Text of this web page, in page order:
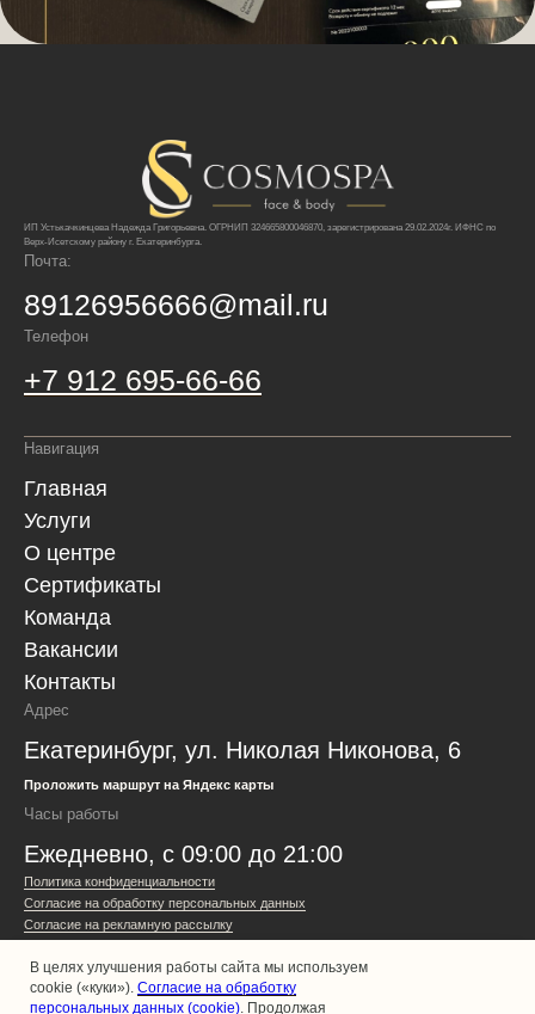
Спецпредложения
В целях улучшения работы сайта мы используем
cookie («куки»). Согласие на обработку
персональных данных (cookie). Продолжая
ИП Устькачкинцева Надежда Григорьевна. ОГРНИП 324665800046870, зарегистрирована 29.02.2024г. ИФНС по
Верх-Исетскому району г. Екатеринбурга.
Почта:
89126956666@mail.ru
Телефон
+7 912 695-66-66
Навигация
Главная
Услуги
О центре
Сертификаты
Команда
Вакансии
Контакты
Адрес
Екатеринбург, ул. Николая Никонова, 6
Проложить маршрут на Яндекс карты
Часы работы
Ежедневно, с 09:00 до 21:00
Политика конфиденциальности
Согласие на обработку персональных данных
Согласие на рекламную рассылку
Все права защищены, Cosmospa, 2026 ©
Наверх